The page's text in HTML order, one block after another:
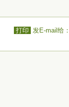
打印 发E-mail给